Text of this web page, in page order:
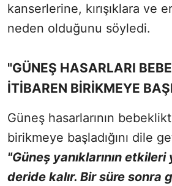
kanserlerine, kırışıklara ve
neden olduğunu söyledi.
"GÜNEŞ HASARLARI
İTİBAREN BİRİKMEYE
Güneş hasarlarının
birikmeye başladığını dile
"Güneş yanıklarının
deride kalır. Bir süre sonra